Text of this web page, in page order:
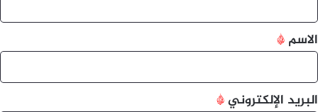
ق
*
الاسم *
البريد الإلكتروني*